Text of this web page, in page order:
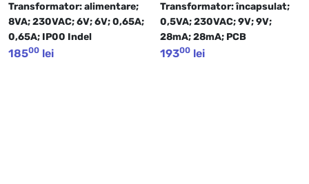
Transformator: alimentare;
8VA; 230VAC; 6V; 6V; 0,65A;
0,65A; IP00 Indel
18500 lei
Transformator: încapsulat;
0,5VA; 230VAC; 9V; 9V;
28mA; 28mA; PCB
19300 lei